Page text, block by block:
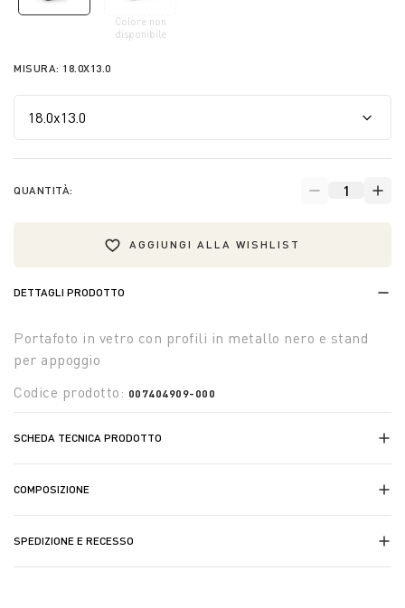
Colore non
disponibile
MISURA: 18.0X13.0
QUANTITÀ:
AGGIUNGI ALLA WISHLIST
DETTAGLI PRODOTTO
Portafoto in vetro con profili in metallo nero e stand
per appoggio
Codice prodotto: 007404909-000
SCHEDA TECNICA PRODOTTO
COMPOSIZIONE
SPEDIZIONE E RECESSO